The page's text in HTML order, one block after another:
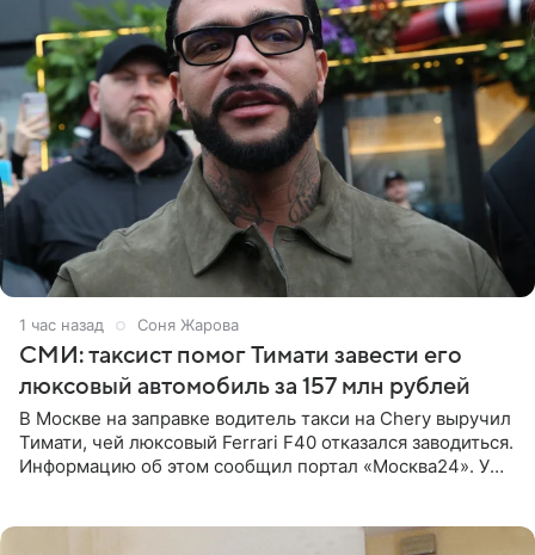
1 час назад Соня Жарова
СМИ: таксист помог Тимати завести его
люксовый автомобиль за 157 млн рублей
В Москве на заправке водитель такси на Chery выручил
Тимати, чей люксовый Ferrari F40 отказался заводиться.
Информацию об этом сообщил портал «Москва24». У